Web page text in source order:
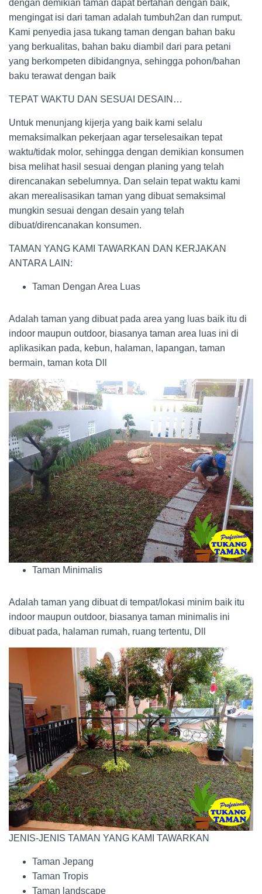
dengan demikian taman dapat bertahan dengan baik,
mengingat isi dari taman adalah tumbuh2an dan rumput.
Kami penyedia jasa tukang taman dengan bahan baku
yang berkualitas, bahan baku diambil dari para petani
yang berkompeten dibidangnya, sehingga pohon/bahan
baku terawat dengan baik
TEPAT WAKTU DAN SESUAI DESAIN…
Untuk menunjang kijerja yang baik kami selalu
memaksimalkan pekerjaan agar terselesaikan tepat
waktu/tidak molor, sehingga dengan demikian konsumen
bisa melihat hasil sesuai dengan planing yang telah
direncanakan sebelumnya. Dan selain tepat waktu kami
akan merealisasikan taman yang dibuat semaksimal
mungkin sesuai dengan desain yang telah
dibuat/direncanakan konsumen.
TAMAN YANG KAMI TAWARKAN DAN KERJAKAN
ANTARA LAIN:
Taman Dengan Area Luas
Adalah taman yang dibuat pada area yang luas baik itu di
indoor maupun outdoor, biasanya taman area luas ini di
aplikasikan pada, kebun, halaman, lapangan, taman
bermain, taman kota Dll
Taman Minimalis
Adalah taman yang dibuat di tempat/lokasi minim baik itu
indoor maupun outdoor, biasanya taman minimalis ini
dibuat pada, halaman rumah, ruang tertentu, Dll
JENIS-JENIS TAMAN YANG KAMI TAWARKAN
Taman Jepang
Taman Tropis
Taman landscape